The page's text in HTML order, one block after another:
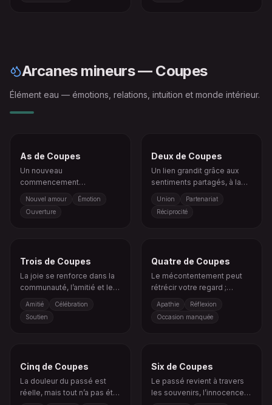
Arcanes mineurs — Coupes
Élément eau — émotions, relations, intuition et monde intérieur.
As de Coupes
Un nouveau
commencement
émotionnel ouvre votre
guérison.
Nouvel amour
Émotion
Ouverture
Deux de Coupes
Un lien grandit grâce aux
sentiments partagés, à la
Union
Partenariat
Réciprocité
Trois de Coupes
La joie se renforce dans la
communauté, l’amitié et le
bonheur partagé.
Amitié
Célébration
Soutien
Quatre de Coupes
Le mécontentement peut
rétrécir votre regard ;
observez à nouveau
l’occasion discrète qui se
présente.
Apathie
Réflexion
Occasion manquée
Cinq de Coupes
La douleur du passé est
réelle, mais tout n’a pas été
Six de Coupes
Le passé revient à travers
les souvenirs, l’innocence